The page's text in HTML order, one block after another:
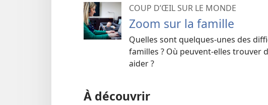
COUP D’ŒIL SUR LE MONDE
Zoom sur la famille
Quelles sont quelques-unes des
familles ? Où peuvent-elles trouver
aider ?
À découvrir